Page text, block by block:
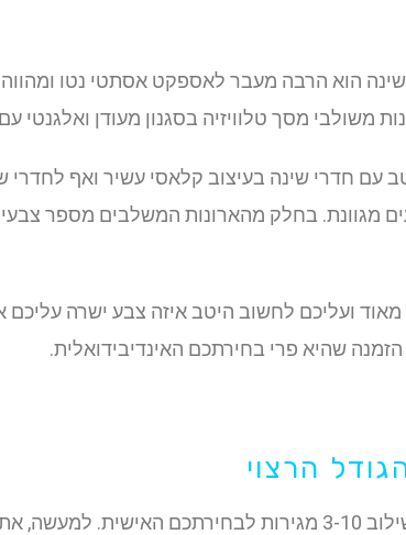
הוא הרבה מעבר לאספקט אסתטי נטו ומהווה
משולבי מסך טלוויזיה בסגנון מעודן ואלגנטי
עם חדרי שינה בעיצוב קלאסי עשיר ואף לחדרי
מגוונת. בחלק מהארונות המשלבים מספר
ועליכם לחשוב היטב איזה צבע ישרה עליכם
שהיא פרי בחירתכם האינדיבידואלית.
הרצוי
בקטלוג תוכלו למצוא ארונות במבנים שונים של 2-6 דלתות בשילוב 3-10